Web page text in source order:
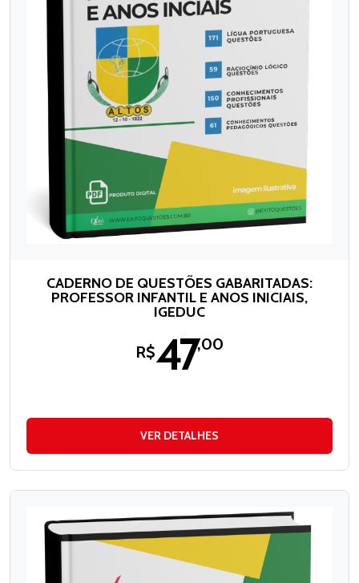
CADERNO DE QUESTÕES GABARITADAS:
PROFESSOR INFANTIL E ANOS INICIAIS,
IGEDUC
R$47,00
VER DETALHES